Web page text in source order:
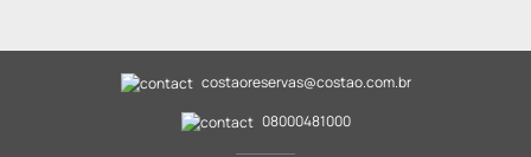
costaoreservas@costao.com.br
08000481000